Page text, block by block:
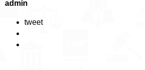
admin
tweet